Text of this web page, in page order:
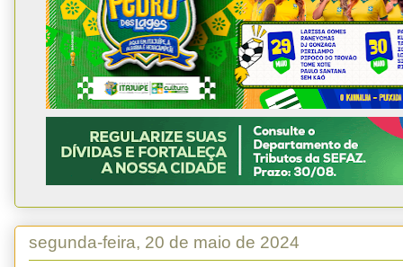
segunda-feira, 20 de maio de 2024